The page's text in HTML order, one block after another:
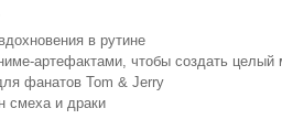
в рутине
артефактами, чтобы создать целый
фанатов Tom & Jerry
смеха и драки